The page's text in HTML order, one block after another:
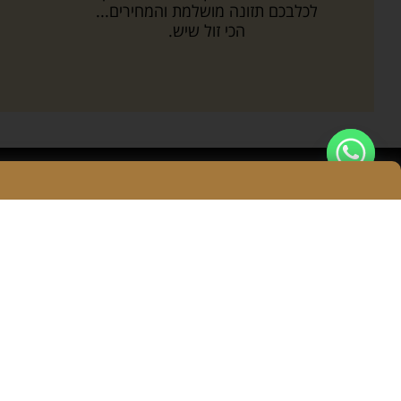
לכלבכם תזונה מושלמת והמחירים...
הכי זול שיש.